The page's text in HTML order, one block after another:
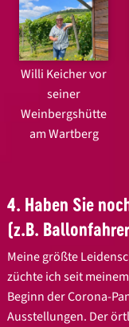
Willi Keicher vor
seiner
Weinbergshütte
am Wartberg
4. Haben Sie
(z.B.
Meine größte
züchte ich seit
Beginn der Corona-
Ausstellungen. Der